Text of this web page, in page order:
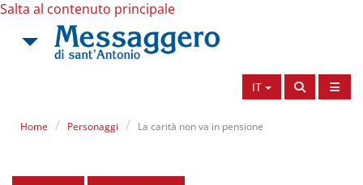
Salta al contenuto principale
IT
Home Personaggi La carità non va in pensione